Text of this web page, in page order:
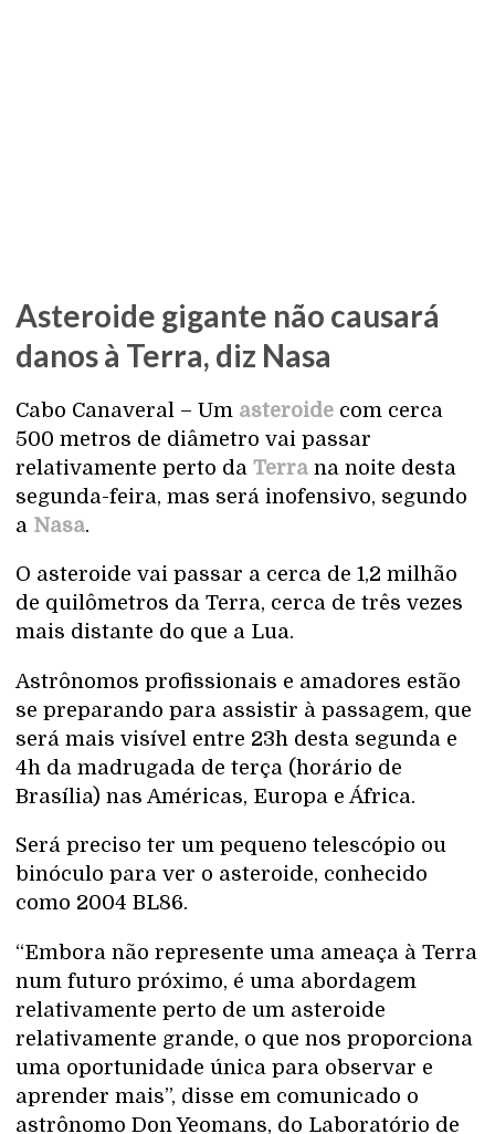
Asteroide gigante não causará
danos à Terra, diz Nasa
Cabo Canaveral – Um asteroide com cerca
500 metros de diâmetro vai passar
relativamente perto da Terra na noite desta
segunda-feira, mas será inofensivo, segundo
a Nasa.
O asteroide vai passar a cerca de 1,2 milhão
de quilômetros da Terra, cerca de três vezes
mais distante do que a Lua.
Astrônomos profissionais e amadores estão
se preparando para assistir à passagem, que
será mais visível entre 23h desta segunda e
4h da madrugada de terça (horário de
Brasília) nas Américas, Europa e África.
Será preciso ter um pequeno telescópio ou
binóculo para ver o asteroide, conhecido
como 2004 BL86.
“Embora não represente uma ameaça à Terra
num futuro próximo, é uma abordagem
relativamente perto de um asteroide
relativamente grande, o que nos proporciona
uma oportunidade única para observar e
aprender mais”, disse em comunicado o
astrônomo Don Yeomans, do Laboratório de